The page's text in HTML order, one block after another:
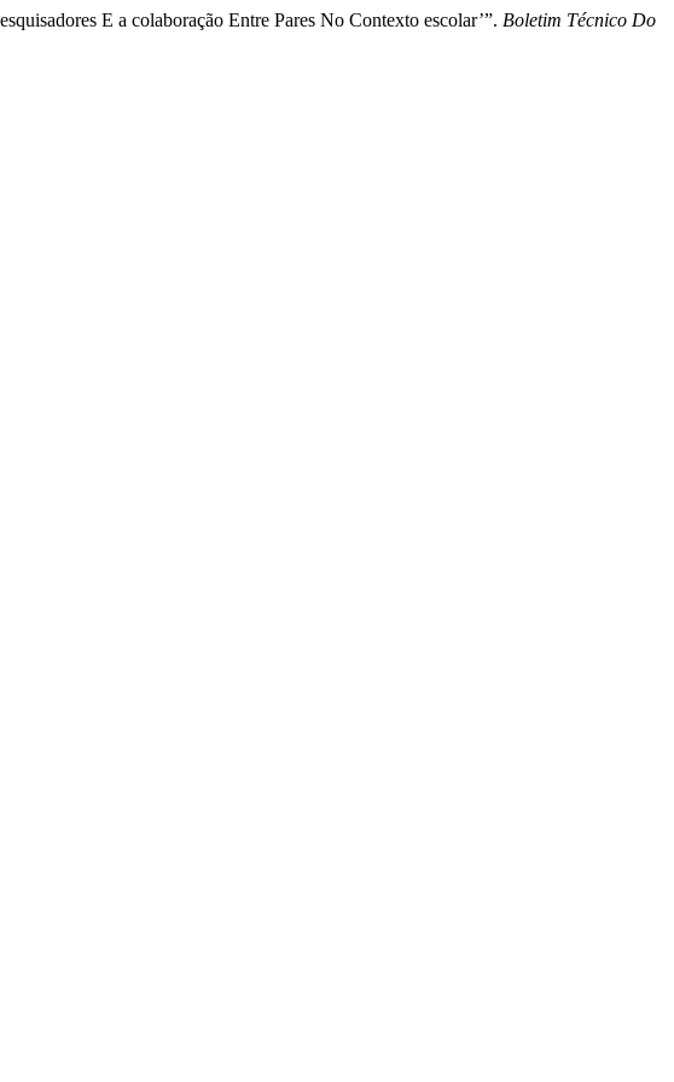
E a colaboração Entre Pares No Contexto escolar’”. Boletim Técnico Do